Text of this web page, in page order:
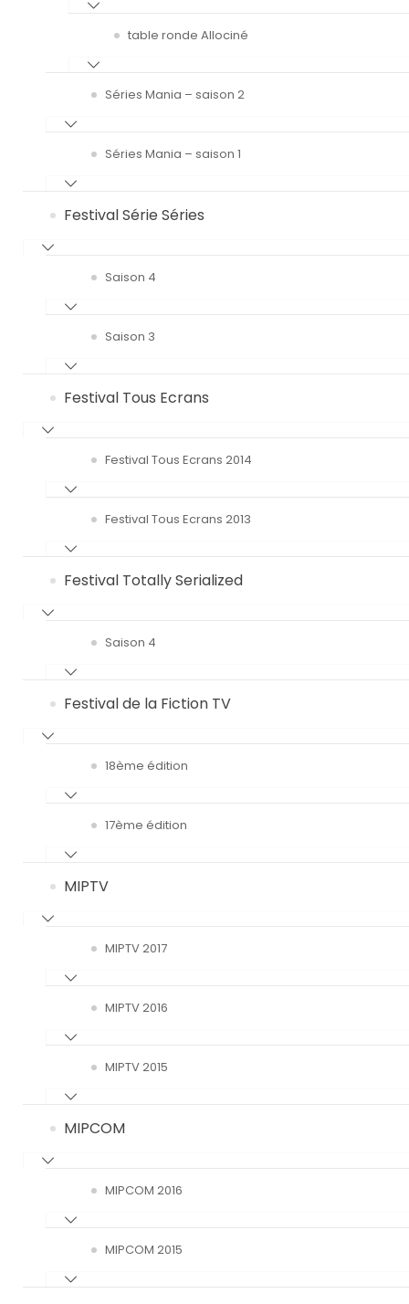
table ronde Allociné
Séries Mania – saison 2
Séries Mania – saison 1
Festival Série Séries
Saison 4
Saison 3
Festival Tous Ecrans
Festival Tous Ecrans 2014
Festival Tous Ecrans 2013
Festival Totally Serialized
Saison 4
Festival de la Fiction TV
18ème édition
17ème édition
MIPTV
MIPTV 2017
MIPTV 2016
MIPTV 2015
MIPCOM
MIPCOM 2016
MIPCOM 2015